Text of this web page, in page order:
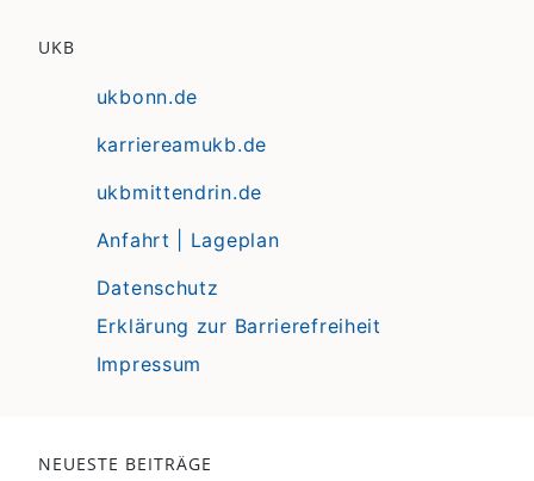
UKB
ukbonn.de
karriereamukb.de
ukbmittendrin.de
Anfahrt | Lageplan
Datenschutz
Erklärung zur Barrierefreiheit
Impressum
NEUESTE BEITRÄGE